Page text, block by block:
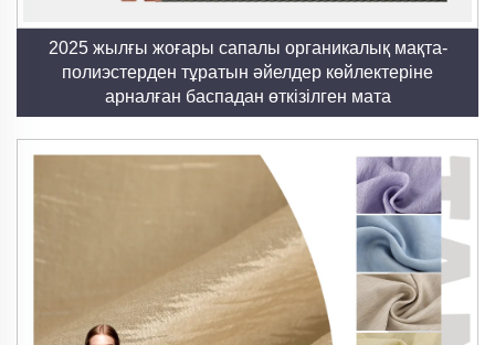
2025 жылғы жоғары сапалы органикалық мақта-
полиэстерден тұратын әйелдер көйлектеріне
арналған баспадан өткізілген мата